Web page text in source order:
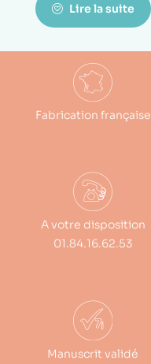
Lire la suite
Fabrication française
A votre disposition
01.84.16.62.53
Manuscrit validé